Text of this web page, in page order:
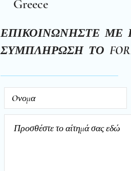
Greece
ΕΠΙΚΟΙΝΩΝΗΣΤΕ
ΣΥΜΠΛΗΡΩΣΗ ΤΟ